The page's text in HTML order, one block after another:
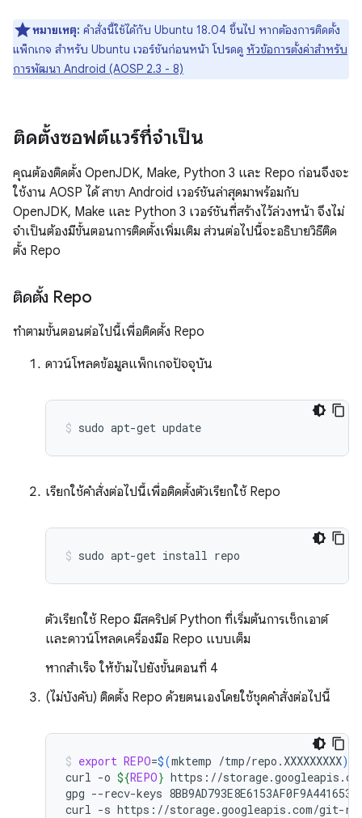
หมายเหตุ: คำสั่งนี้ใช้ได้กับ Ubuntu 18.04 ขึ้นไป หากต้องการติดตั้ง
แพ็กเกจ สำหรับ Ubuntu เวอร์ชันก่อนหน้า โปรดดู หัวข้อการตั้งค่าสำหรับ
การพัฒนา Android (AOSP 2.3 - 8)
ติดตั้งซอฟต์แวร์ที่จำเป็น
คุณต้องติดตั้ง OpenJDK, Make, Python 3 และ Repo ก่อนจึงจะ
ใช้งาน AOSP ได้ สาขา Android เวอร์ชันล่าสุดมาพร้อมกับ
OpenJDK, Make และ Python 3 เวอร์ชันที่สร้างไว้ล่วงหน้า จึงไม่
จำเป็นต้องมีขั้นตอนการติดตั้งเพิ่มเติม ส่วนต่อไปนี้จะอธิบายวิธีติด
ตั้ง Repo
ติดตั้ง Repo
ทำตามขั้นตอนต่อไปนี้เพื่อติดตั้ง Repo
ดาวน์โหลดข้อมูลแพ็กเกจปัจจุบัน
sudo apt-get update
เรียกใช้คำสั่งต่อไปนี้เพื่อติดตั้งตัวเรียกใช้ Repo
sudo apt-get install repo
ตัวเรียกใช้ Repo มีสคริปต์ Python ที่เริ่มต้นการเช็กเอาต์
และดาวน์โหลดเครื่องมือ Repo แบบเต็ม
หากสำเร็จ ให้ข้ามไปยังขั้นตอนที่ 4
(ไม่บังคับ) ติดตั้ง Repo ด้วยตนเองโดยใช้ชุดคำสั่งต่อไปนี้
export REPO=$(mktemp /tmp/repo.XXXXXXXXX)
curl -o ${REPO} https://
gpg --recv-keys
curl -s https://storage.googleapis.com/git-